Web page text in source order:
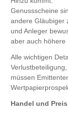
Genussscheine
andere Gläubiger
und Anleger
aber auch höhere
Alle wichtigen
müssen
Handel und